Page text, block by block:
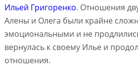
Ильей Григоренко. Отношения
Алены и Олега были крайне
эмоциональными и не
вернулась к своему Илье и
отношения.